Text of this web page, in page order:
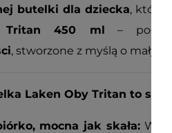
butelki dla dziecka, która
Tritan 450 ml –
, stworzone z myślą o
Laken Oby Tritan to
mocna jak skała: